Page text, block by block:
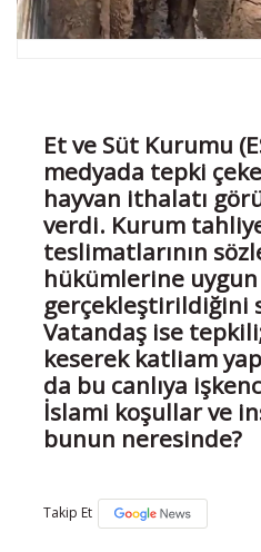
Et ve Süt Kurumu
medyada tepki
hayvan ithalatı
verdi. Kurum
teslimatlarının
hükümlerine uygun
gerçekleştirildiğini
Vatandaş ise
keserek katliam
da bu canlıya
İslami koşullar ve
bunun neresinde?
Takip Et